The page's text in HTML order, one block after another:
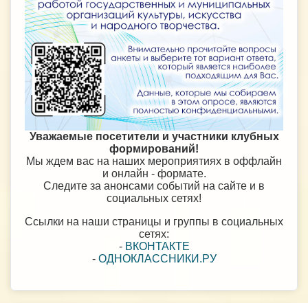
Уважаемые посетители и участники клубных
формирований!
Мы ждем вас на наших мероприятиях в оффлайн
и онлайн - формате.
Следите за анонсами событий на сайте и в
социальных сетях!
Ссылки на наши страницы и группы в социальных
сетях:
- ВКОНТАКТЕ
- ОДНОКЛАССНИКИ.РУ